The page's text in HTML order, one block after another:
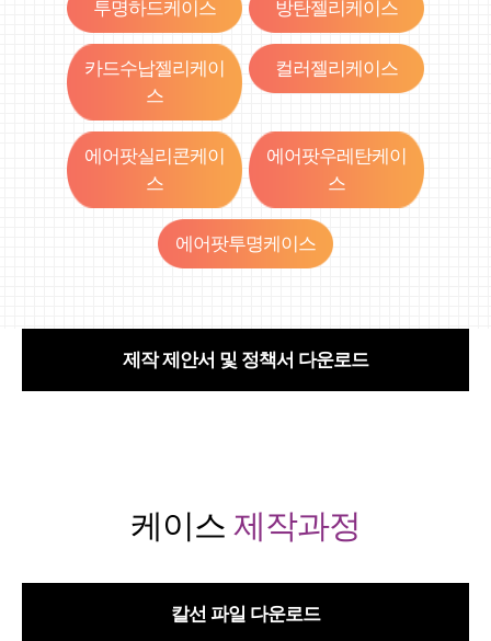
투명하드케이스 방탄젤리케이스
카드수납젤리케이
스
컬러젤리케이스
에어팟실리콘케이
스
에어팟우레탄케이
스
에어팟투명케이스
제작 제안서 및 정책서 다운로드
케이스 제작과정
칼선 파일 다운로드